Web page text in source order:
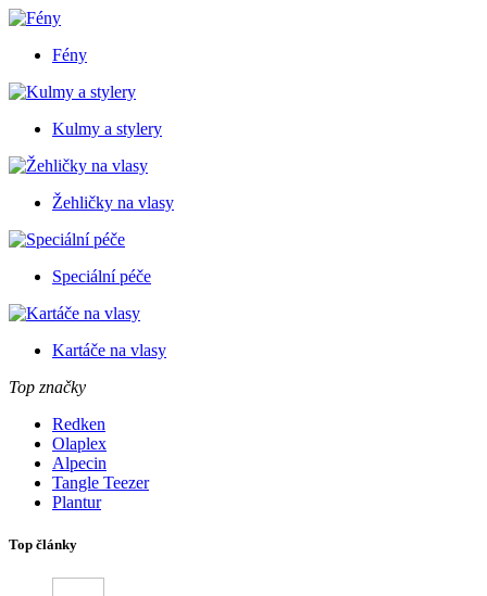
Fény
Kulmy a stylery
Žehličky na vlasy
Speciální péče
Kartáče na vlasy
Top značky
Redken
Olaplex
Alpecin
Tangle Teezer
Plantur
Top články